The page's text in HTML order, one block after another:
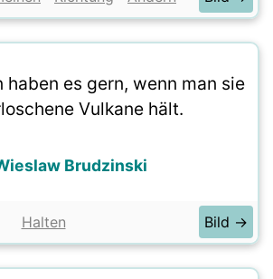
haben es gern, wenn man sie
Vulkane hält.
Brudzinski
Halten Bild →